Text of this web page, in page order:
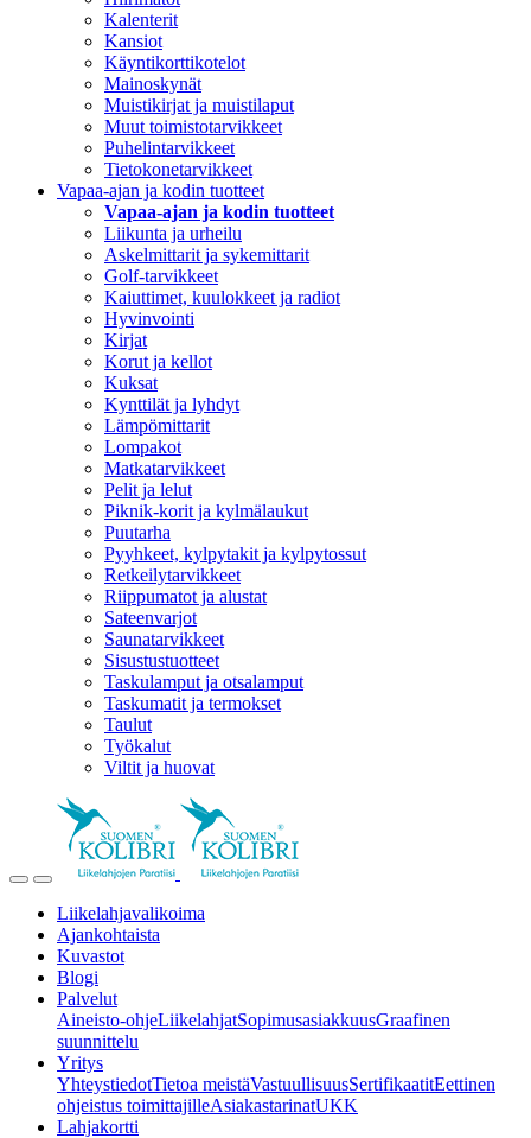
Kalenterit
Kansiot
Käyntikorttikotelot
Mainoskynät
Muistikirjat ja muistilaput
Muut toimistotarvikkeet
Puhelintarvikkeet
Tietokonetarvikkeet
Vapaa-ajan ja kodin tuotteet
Vapaa-ajan ja kodin tuotteet
Liikunta ja urheilu
Askelmittarit ja sykemittarit
Golf-tarvikkeet
Kaiuttimet, kuulokkeet ja radiot
Hyvinvointi
Kirjat
Korut ja kellot
Kuksat
Kynttilät ja lyhdyt
Lämpömittarit
Lompakot
Matkatarvikkeet
Pelit ja lelut
Piknik-korit ja kylmälaukut
Puutarha
Pyyhkeet, kylpytakit ja kylpytossut
Retkeilytarvikkeet
Riippumatot ja alustat
Sateenvarjot
Saunatarvikkeet
Sisustustuotteet
Taskulamput ja otsalamput
Taskumatit ja termokset
Taulut
Työkalut
Viltit ja huovat
Liikelahjavalikoima
Ajankohtaista
Kuvastot
Blogi
Palvelut
Aineisto-ohjeLiikelahjatSopimusasiakkuusGraafinen
suunnittelu
Yritys
YhteystiedotTietoa meistäVastuullisuusSertifikaatitEettinen
ohjeistus toimittajilleAsiakastarinatUKK
Lahjakortti